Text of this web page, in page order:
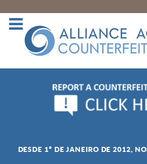
DESDE 1º DE JANEIRO DE 2012,